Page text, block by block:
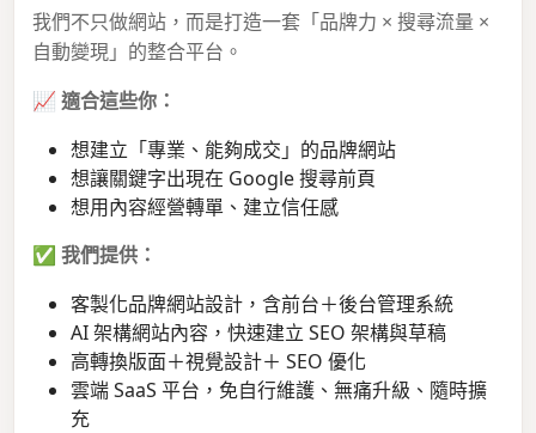
我們不只做網站，而是打造一套「品牌力 × 搜尋流量 ×
自動變現」的整合平台。
📈 適合這些你：
想建立「專業、能夠成交」的品牌網站
想讓關鍵字出現在 Google 搜尋前頁
想用內容經營轉單、建立信任感
✅ 我們提供：
客製化品牌網站設計，含前台＋後台管理系統
AI 架構網站內容，快速建立 SEO 架構與草稿
高轉換版面＋視覺設計＋ SEO 優化
雲端 SaaS 平台，免自行維護、無痛升級、隨時擴
充